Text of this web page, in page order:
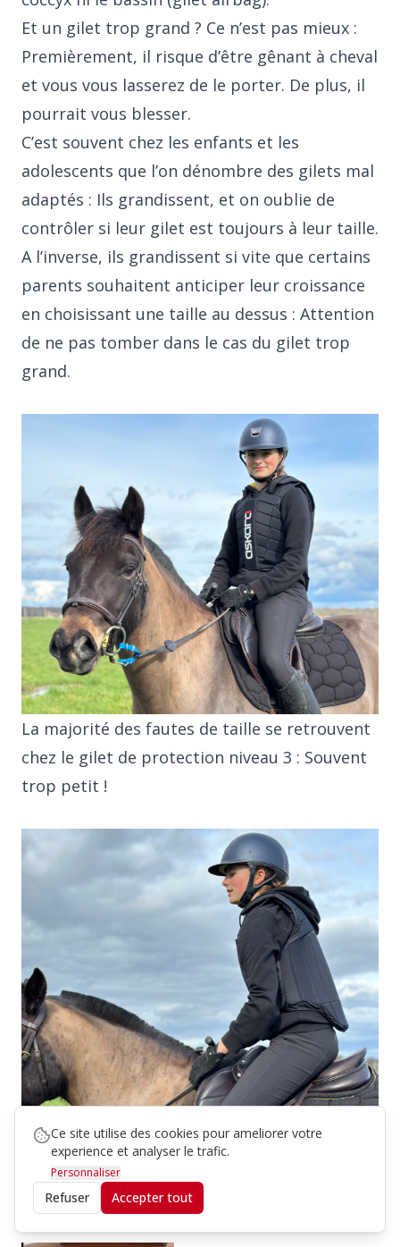
Et un gilet trop grand ? Ce n’est pas mieux :
Premièrement, il risque d’être gênant à cheval
et vous vous lasserez de le porter. De plus, il
pourrait vous blesser.
C’est souvent chez les enfants et les
adolescents que l’on dénombre des gilets mal
adaptés : Ils grandissent, et on oublie de
contrôler si leur gilet est toujours à leur taille.
A l’inverse, ils grandissent si vite que certains
parents souhaitent anticiper leur croissance
en choisissant une taille au dessus : Attention
de ne pas tomber dans le cas du gilet trop
grand.
La majorité des fautes de taille se retrouvent
chez le gilet de protection niveau 3 : Souvent
trop petit !
Bien ajusté pour bien protéger : A l’avant,
votre gilet doit vous arriver au niveau du
nombril, à l’arrière, à la naissance du coccyx.
Ce site utilise des cookies pour ameliorer votre
experience et analyser le trafic.
Personnaliser
Refuser Accepter tout